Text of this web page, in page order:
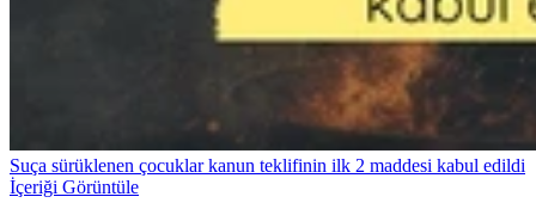
Suça sürüklenen çocuklar kanun teklifinin ilk 2 maddesi kabul edildi
İçeriği Görüntüle